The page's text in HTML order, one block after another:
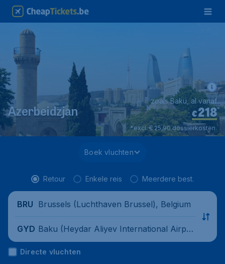
Azerbeidzjan €218*
zoals Baku, al vanaf
*excl. € 25,90 dossierkosten.
Boek vluchten
Retour Enkele reis Meerdere best.
BRU Brussels (Luchthaven Brussel), Belgium
GYD Baku (Heydar Aliyev International Airpor
t), Azerbaijan
Directe vluchten